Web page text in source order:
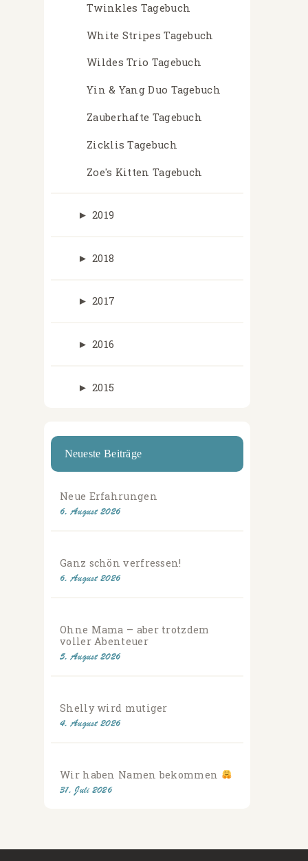
Twinkles Tagebuch
White Stripes Tagebuch
Wildes Trio Tagebuch
Yin & Yang Duo Tagebuch
Zauberhafte Tagebuch
Zicklis Tagebuch
Zoe's Kitten Tagebuch
► 2019
► 2018
► 2017
► 2016
► 2015
Neueste Beiträge
Neue Erfahrungen
6. August 2026
Ganz schön verfressen!
6. August 2026
Ohne Mama – aber trotzdem
voller Abenteuer
5. August 2026
Shelly wird mutiger
4. August 2026
Wir haben Namen bekommen
31. Juli 2026